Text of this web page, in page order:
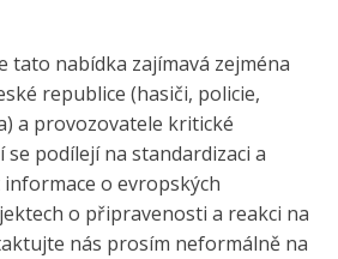
tato nabídka zajímavá zejména
republice (hasiči, policie,
a provozovatele kritické
podílejí na standardizaci a
o evropských
o připravenosti a reakci na
nás prosím neformálně na